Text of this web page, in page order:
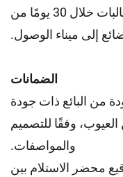
يجب على المستخدم تقديم المطالبات خلال 30 يومًا من
إلى ميناء الوصول.
الضمانات
من البائع ذات جودة
وفقًا للتصميم
والمواصفات.
محضر الاستلام بين